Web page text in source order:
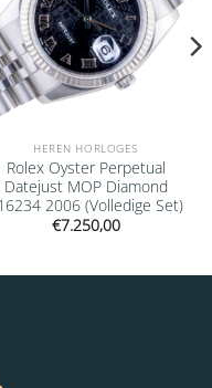
HEREN HORLOGES
Rolex Oyster Perpetual
Datejust MOP Diamond
2006 (Volledige Set)
€7.250,00